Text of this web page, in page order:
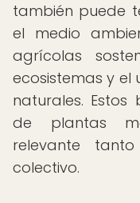
también puede
el medio
agrícolas
ecosistemas y el
naturales. Estos
de plantas
relevante
colectivo.